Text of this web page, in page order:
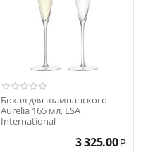
Бокал для шампанского
Aurelia 165 мл, LSA
International
3 325.00 Р